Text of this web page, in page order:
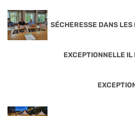
SÉCHERESSE DANS
EXCEPTIONNELLE